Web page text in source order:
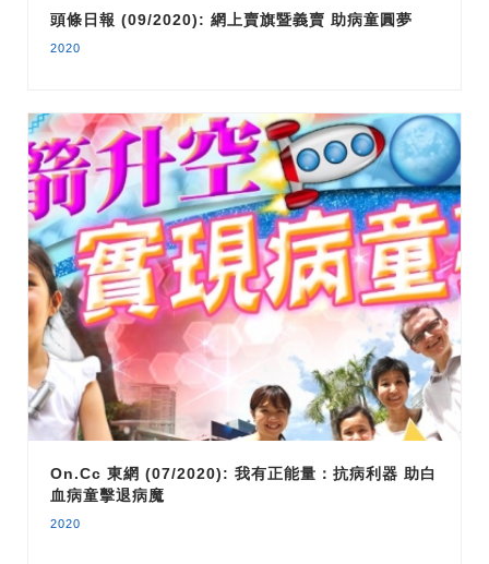
頭條日報 (09/2020): 網上賣旗暨義賣 助病童圓夢
2020
On.cc 東網 (07/2020): 我有正能量：抗病利器 助白
血病童擊退病魔
2020